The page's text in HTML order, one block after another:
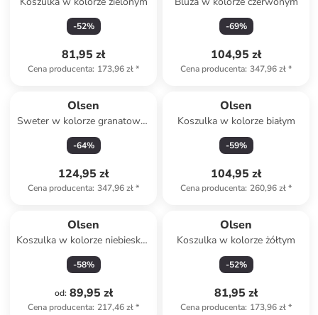
-52%
81,95 zł
Cena producenta: 173,96 zł*
-69%
104,95 zł
Cena producenta: 347,96 zł*
Olsen
Sweter w kolorze granatowo-
białym
-64%
124,95 zł
Cena producenta: 347,96 zł*
Olsen
Koszulka w kolorze białym
-59%
104,95 zł
Cena producenta: 260,96 zł*
Olsen
Koszulka w kolorze niebiesko-
białym
-58%
od: 89,95 zł
Cena producenta: 217,46 zł*
Olsen
Koszulka w kolorze żółtym
-52%
81,95 zł
Cena producenta: 173,96 zł*